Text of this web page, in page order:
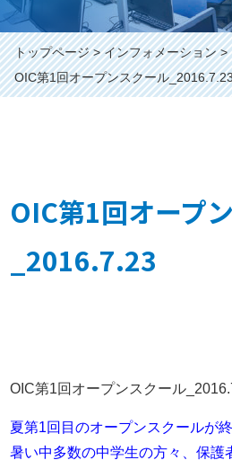
トップページ
インフォメーション
OIC第1回オープンスクール
OIC第1回オープ
_2016.7.23
OIC第1回オープンスクール
夏第1回目のオープンスクールが終
暑い中多数の中学生の方々、保護